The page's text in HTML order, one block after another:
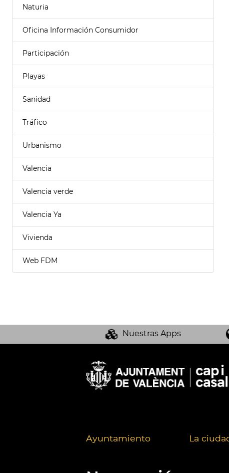
Naturia
Oficina Información Consumidor
Participación
Playas
Sanidad
Tráfico
Urbanismo
Valencia
Valencia verde
Valencia Ya
Vivienda
Web FDM
Nuestras Apps
Ayuntamiento La